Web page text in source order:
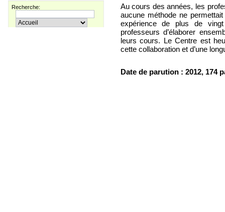
Pir Sultan Abdal
16,00 €
Recherche:
Au cours des années, les
aucune méthode ne
expérience de plus de
professeurs d’élaborer
leurs cours. Le Centre est
cette collaboration et d’une
Date de parution : 2012, 174